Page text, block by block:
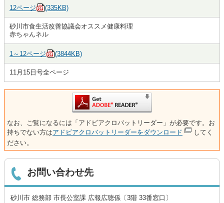
12ページ (335KB)
砂川市食生活改善協議会オススメ健康料理
赤ちゃんネル
1～12ページ (3844KB)
11月15日号全ページ
なお、ご覧になるには「アドビアクロバットリーダー」が必要です。お
持ちでない方はアドビアクロバットリーダーをダウンロード
してく
ださい。
お問い合わせ先
砂川市 総務部 市長公室課 広報広聴係〔3階 33番窓口〕